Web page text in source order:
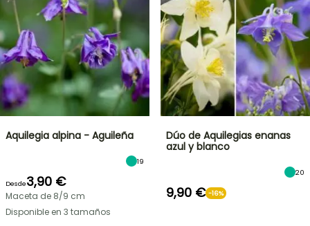
Aquilegia alpina - Aguileña
19
Desde3,90 €
Maceta de 8/9 cm
Disponible en 3 tamaños
Dúo de Aquilegias enanas
azul y blanco
20
9,90 € -16%